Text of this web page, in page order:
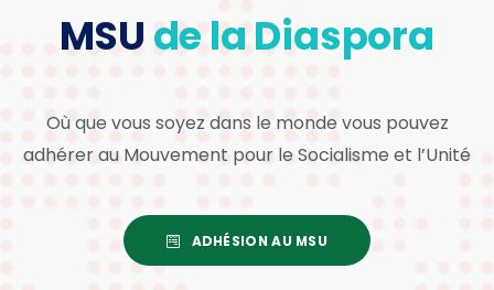
MSU de la Diaspora
Où que vous soyez dans le monde vous pouvez
adhérer au Mouvement pour le Socialisme et l’Unité
ADHÉSION AU MSU